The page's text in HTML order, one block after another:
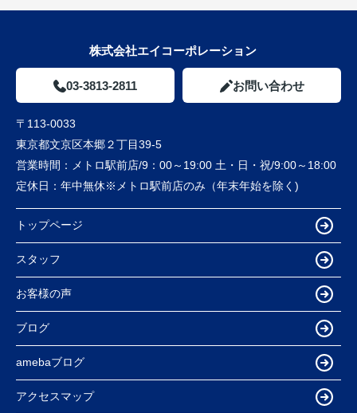
株式会社エイコーポレーション
03-3813-2811 お問い合わせ
〒113-0033
東京都文京区本郷２丁目39-5
営業時間：
メトロ駅前店/9：00～19:00 土・日・祝/9:00～18:00
定休日： 年中無休※メトロ駅前店のみ（年末年始を除く)
トップページ
スタッフ
お客様の声
ブログ
amebaブログ
アクセスマップ